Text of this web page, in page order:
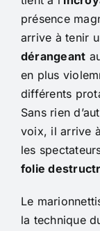
présence
arrive à tenir
dérangeant
en plus
différents
Sans rien
voix, il arrive
les
folie
Le
la technique